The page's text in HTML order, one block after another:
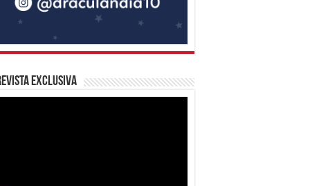
Exclusiva